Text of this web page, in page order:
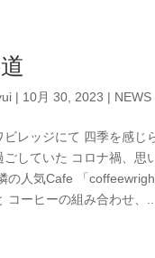
| 10月 30, 2023 | NEWS
ビレッジにて 四季を感
ごしていた コロナ禍、思
の人気Cafe 「
コーヒーの組み合わせ、...